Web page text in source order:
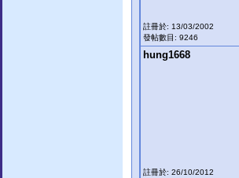
註冊於: 13/03/2002
發帖數目: 9246
hung1668
註冊於: 26/10/2012